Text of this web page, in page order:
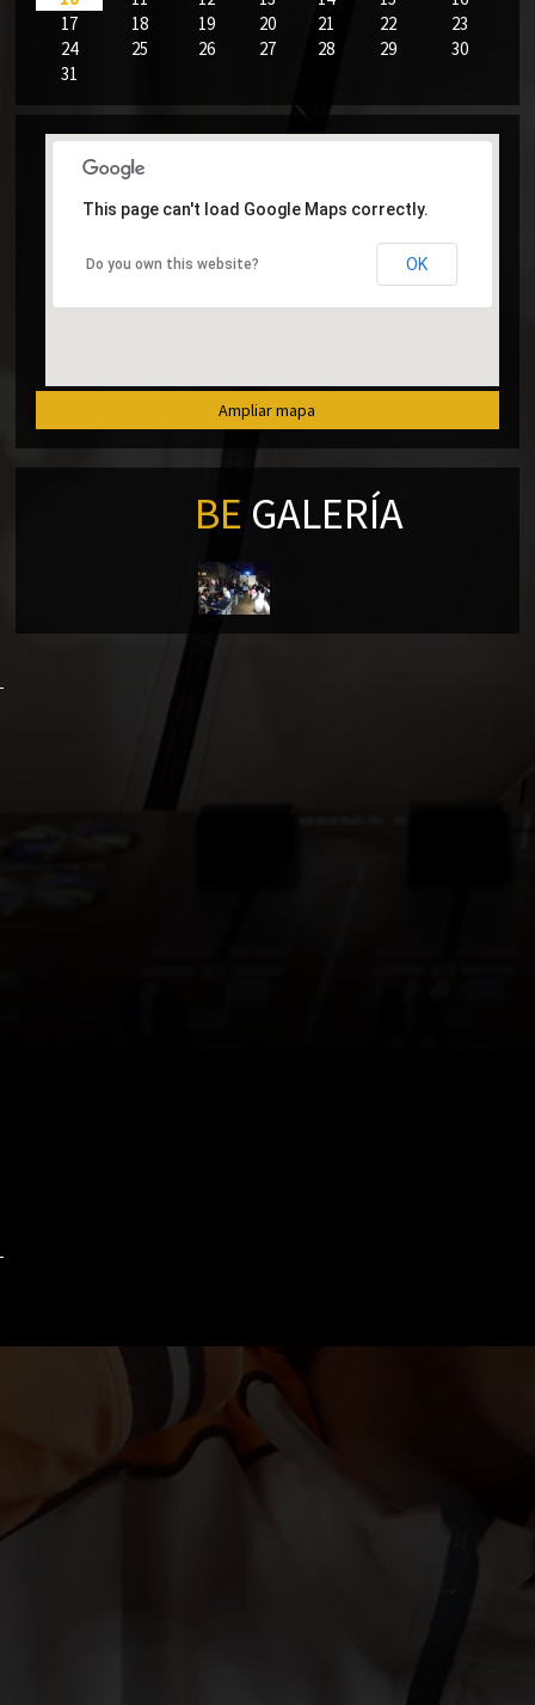
17
18 19 20 21 22
23
24
25 26 27 28 29
30
31
This page can't load Google Maps correctly.
Do you own this website? OK
Ampliar mapa
BE GALERÍA